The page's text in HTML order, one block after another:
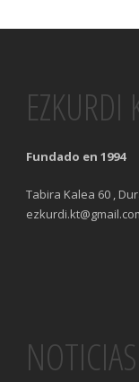
EZKURDI
Fundado en 1994
Tabira Kalea 60 ,
NOTICIAS